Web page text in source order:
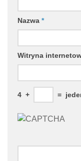
Nazwa *
Witryna
4 + =